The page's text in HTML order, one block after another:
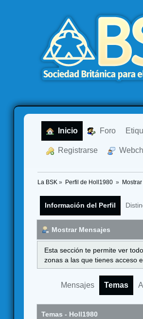
Inicio Foro
Registrarse
La BSK » Perfil de Holl1980 »
Información del Perfil
Mostrar Mensajes
Esta sección te permite ver
zonas a las que tienes acceso
Mensajes Temas
Temas - Holl1980